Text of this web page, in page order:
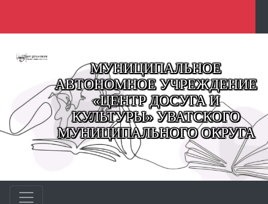
МУНИЦИПАЛЬНОЕ
АВТОНОМНОЕ УЧРЕЖДЕНИЕ
«ЦЕНТР ДОСУГА И
КУЛЬТУРЫ» УВАТСКОГО
МУНИЦИПАЛЬНОГО ОКРУГА